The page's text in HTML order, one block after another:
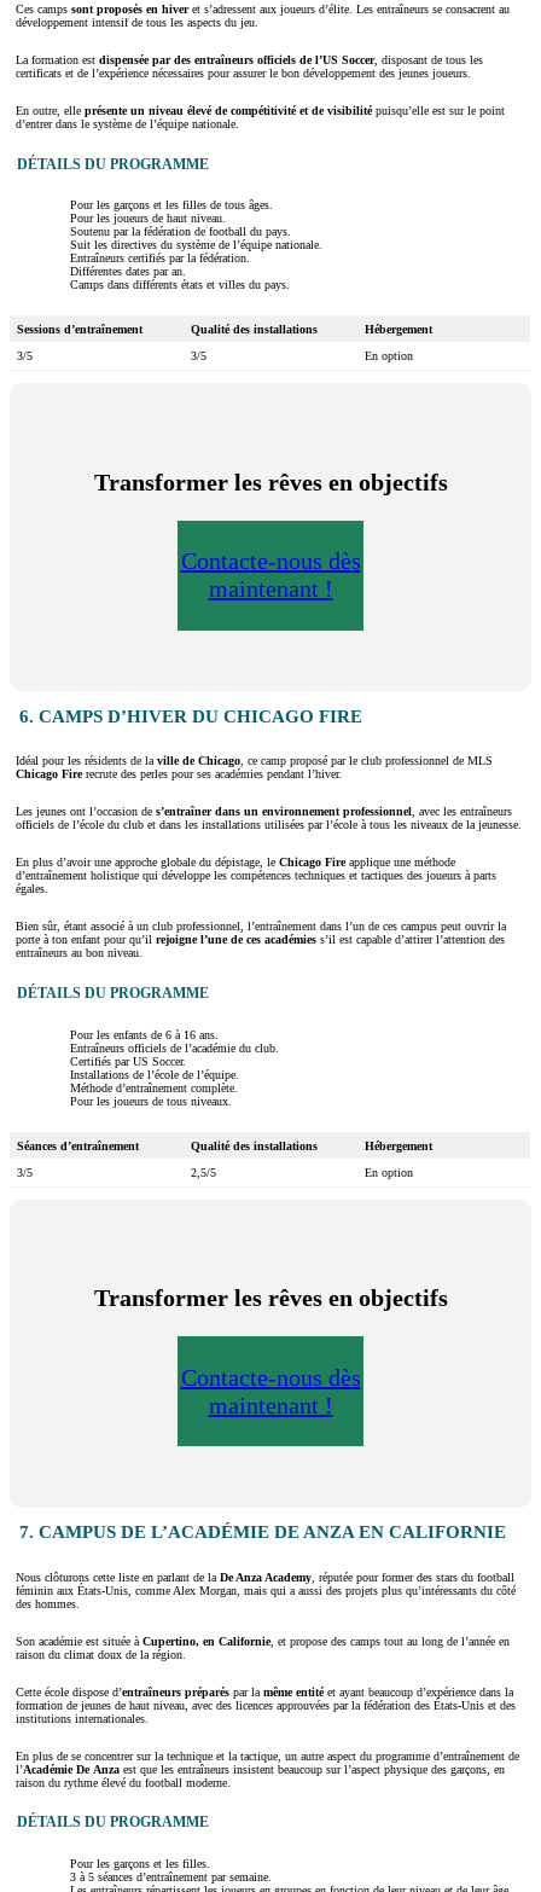
Ces camps sont proposés en hiveret s’adressent aux joueurs d’élite. Les entraîneurs se consacrent au
développement intensif de tous les aspects du jeu.
La formation est dispensée par des entraîneurs officiels de l’US Soccer, disposant de tous les
certificats et de l’expérience nécessaires pour assurer le bon développement des jeunes joueurs.
En outre, elle présente un niveau élevé de compétitivité et de visibilitépuisqu’elle est sur le point
d’entrer dans le système de l’équipe nationale.
DÉTAILS DU PROGRAMME
Pour les garçons et les filles de tous âges.
Pour les joueurs de haut niveau.
Soutenu par la fédération de football du pays.
Suit les directives du système de l’équipe nationale.
Entraîneurs certifiés par la fédération.
Différentes dates par an.
Camps dans différents états et villes du pays.
Sessions d’entraînement Qualité des installations
Hébergement
3/5
3/5 En option
Transformer les rêves en objectifs
Contacte-nous dès
maintenant !
6. CAMPS D’HIVER DU CHICAGO FIRE
Idéal pour les résidents de laville de Chicago, ce camp proposé par le club professionnel de MLS
Chicago Firerecrute des perles pour ses académies pendant l’hiver.
Les jeunes ont l’occasion de s’entraîner dans un environnement professionnel, avec les entraîneurs
officiels de l’école du club et dans les installations utilisées par l’école à tous les niveaux de la jeunesse.
En plus d’avoir une approche globale du dépistage, le Chicago Fireapplique une méthode
d’entraînement holistique qui développe les compétences techniques et tactiques des joueurs à parts
égales.
Bien sûr, étant associé à un club professionnel, l’entraînement dans l’un de ces campus peut ouvrir la
porte à ton enfant pour qu’il rejoigne l’une de ces académies s’il est capable d’attirer l’attention des
entraîneurs au bon niveau.
DÉTAILS DU PROGRAMME
Pour les enfants de 6 à 16 ans.
Entraîneurs officiels de l’académie du club.
Certifiés par US Soccer.
Installations de l’école de l’équipe.
Méthode d’entraînement complète.
Pour les joueurs de tous niveaux.
Séances d’entraînement Qualité des installations
Hébergement
3/5
2,5/5 En option
Transformer les rêves en objectifs
Contacte-nous dès
maintenant !
7. CAMPUS DE L’ACADÉMIE DE ANZA EN CALIFORNIE
Nous clôturons cette liste en parlant de la De Anza Academy , réputée pour former des stars du football
féminin aux États-Unis, comme Alex Morgan, mais qui a aussi des projets plus qu’intéressants du côté
des hommes.
Son académie est située à Cupertino, en Californie, et propose des camps tout au long de l’année en
raison du climat doux de la région.
Cette école dispose d’entraîneurs préparés par la même entitéet ayant beaucoup d’expérience dans la
formation de jeunes de haut niveau, avec des licences approuvées par la fédération des États-Unis et des
institutions internationales.
En plus de se concentrer sur la technique et la tactique, un autre aspect du programme d’entraînement de
l’Académie De Anza est que les entraîneurs insistent beaucoup sur l’aspect physique des garçons, en
raison du rythme élevé du football moderne.
DÉTAILS DU PROGRAMME
Pour les garçons et les filles.
3 à 5 séances d’entraînement par semaine.